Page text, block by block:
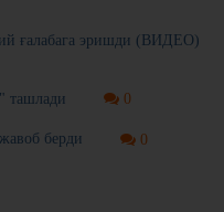
ғалабага эришди (ВИДЕО)
ташлади 0
берди 0